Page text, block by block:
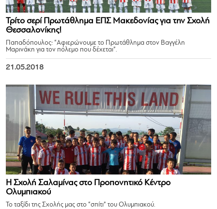
Τρίτο σερί Πρωτάθλημα ΕΠΣ Μακεδονίας για την Σχολή
Θεσσαλονίκης!
Παπαδόπουλος: “Αφιερώνουμε το Πρωτάθλημα στον Βαγγέλη
Μαρινάκη για τον πόλεμο που δέχεται”.
21.05.2018
Η Σχολή Σαλαμίνας στο Προπονητικό Κέντρο
Ολυμπιακού
Το ταξίδι της Σχολής μας στο “σπίτι” του Ολυμπιακού.